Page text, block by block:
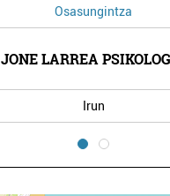
Osasungintza
JONE LARREA
Irun